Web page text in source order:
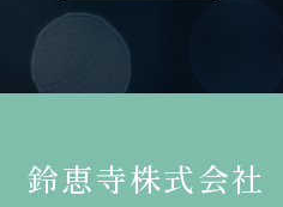
鈴恵寺株式会社